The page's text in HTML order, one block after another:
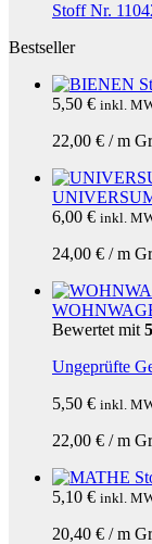
Stoff Nr.
Bestseller
5,50 € inkl.
22,00 € /m
6,00 € inkl.
24,00 € /m
Bewertet mit
Ungeprüfte
5,50 € inkl.
22,00 € /m
5,10 € inkl.
20,40 € /m